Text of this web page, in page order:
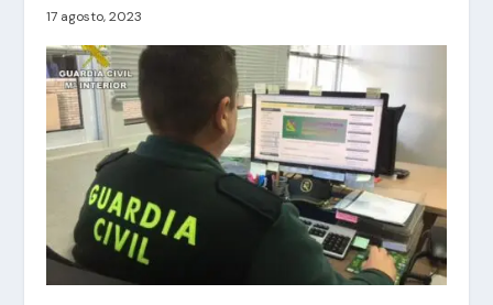
17 agosto, 2023